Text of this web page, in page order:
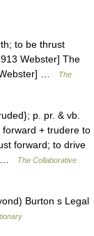
to be thrust
Webster] The
Webster] …
The
p. pr. & vb.
+ trudere to
forward; to drive
…
The Collaborative
Burton s Legal